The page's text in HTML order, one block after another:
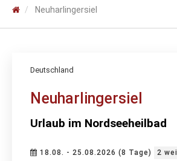
Neuharlingersiel
Deutschland
Neuharlingersiel
Urlaub im Nordseeheilbad
18.08. - 25.08.2026 (8 Tage) 2